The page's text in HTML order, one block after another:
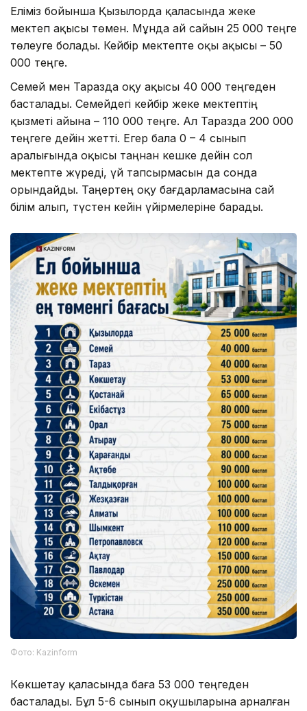
Еліміз бойынша Қызылорда қаласында жеке
мектеп ақысы төмен. Мұнда ай сайын 25 000 теңге
төлеуге болады. Кейбір мектепте оқы ақысы – 50
000 теңге.
Семей мен Таразда оқу ақысы 40 000 теңгеден
басталады. Семейдегі кейбір жеке мектептің
қызметі айына – 110 000 теңге. Ал Таразда 200 000
теңгеге дейін жетті. Егер бала 0 – 4 сынып
аралығында оқысы таңнан кешке дейін сол
мектепте жүреді, үй тапсырмасын да сонда
орындайды. Таңертең оқу бағдарламасына сай
білім алып, түстен кейін үйірмелеріне барады.
Фото: Kazinform
Көкшетау қаласында баға 53 000 теңгеден
басталады. Бұл 5-6 сынып оқушыларына арналған